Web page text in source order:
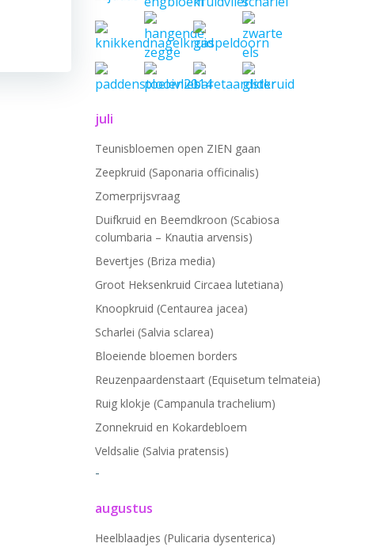
juli
Teunisbloemen open ZIEN gaan
Zeepkruid (Saponaria officinalis)
Zomerprijsvraag
Duifkruid en Beemdkroon (Scabiosa
columbaria – Knautia arvensis)
Bevertjes (Briza media)
Groot Heksenkruid Circaea lutetiana)
Knoopkruid (Centaurea jacea)
Scharlei (Salvia sclarea)
Bloeiende bloemen borders
Reuzenpaardenstaart (Equisetum telmateia)
Ruig klokje (Campanula trachelium)
Zonnekruid en Kokardebloem
Veldsalie (Salvia pratensis)
-
augustus
Heelblaadjes (Pulicaria dysenterica)